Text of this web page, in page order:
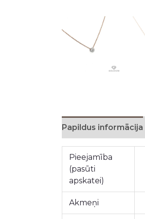
Papildus informācija
Pieejamība
(pasūti
apskatei)
Akmeņi